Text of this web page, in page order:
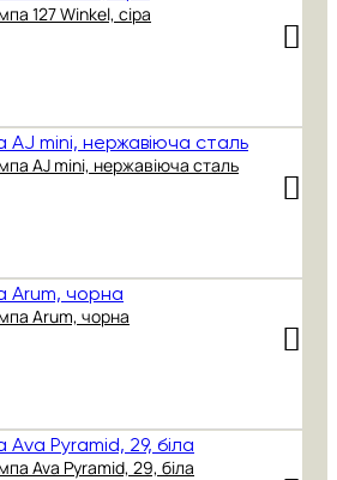
127 Winkel, сіра
AJ mini, нержавіюча сталь
Arum, чорна
Ava Pyramid, 29, біла